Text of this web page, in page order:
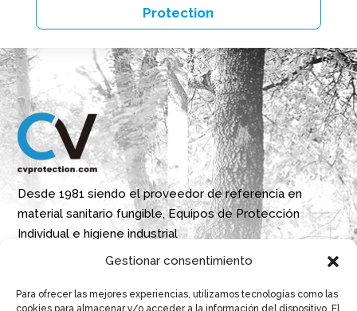
Gestionar consentimiento
Para ofrecer las mejores experiencias, utilizamos tecnologías como las
cookies para almacenar y/o acceder a la información del dispositivo. El
Protection
Desde 1981 siendo el proveedor de referencia en
material sanitario fungible, Equipos de Protección
Individual e higiene industrial
48340 Amorebieta, Bizkaia, Spain